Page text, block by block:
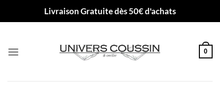
Livraison Gratuite dès 50€ d'achats
0